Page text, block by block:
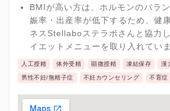
BMIが高い方は、ホルモンのバラ
娠率・出産率が低下するため、健
ネスStellaboステラボさんと協力
イエットメニューを取り入れていま
人工授精 体外受精 顕微授精 凍結保存 漢
男性不妊/無精子症 不妊カウンセリング 不育症